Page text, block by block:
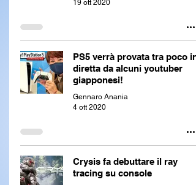
19 ott 2020
PS5 verrà provata tra poco in
diretta da alcuni youtuber
giapponesi!
Gennaro Anania
4 ott 2020
Crysis fa debuttare il ray
tracing su console